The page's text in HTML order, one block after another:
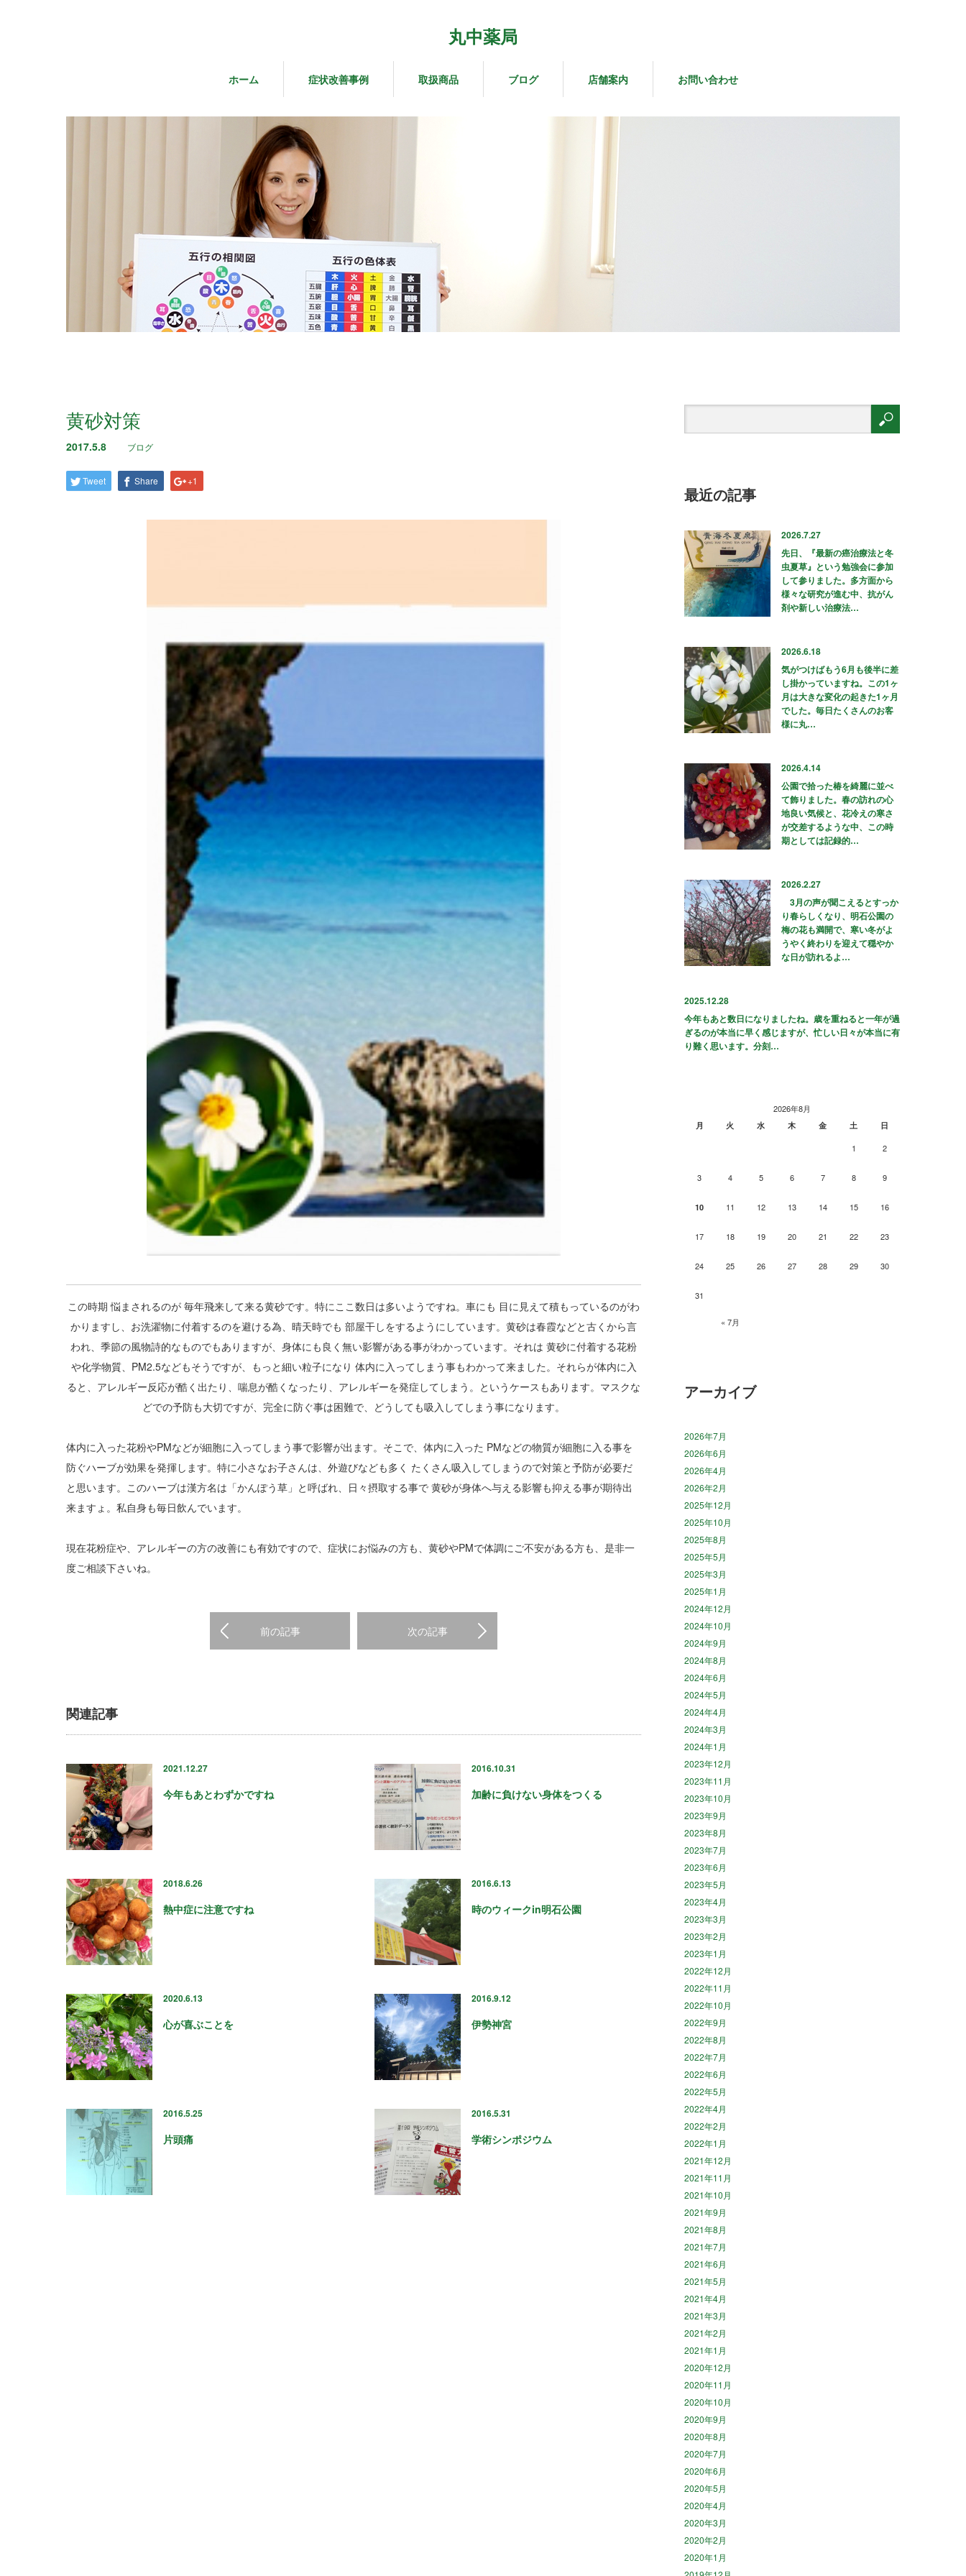
丸中薬局
ホーム 症状改善事例 取扱商品 ブログ 店舗案内 お問い合わせ
黄砂対策
2017.5.8 ブログ
Tweet Share +1
この時期 悩まされるのが 毎年飛来して来る黄砂です。特にここ数日は多いようですね。車にも 目に見えて積もっているのがわ
かりますし、お洗濯物に付着するのを避ける為、晴天時でも 部屋干しをするようにしています。黄砂は春霞などと古くから言
われ、季節の風物詩的なものでもありますが、身体にも良く無い影響がある事がわかっています。それは 黄砂に付着する花粉
や化学物質、PM2.5などもそうですが、もっと細い粒子になり 体内に入ってしまう事もわかって来ました。それらが体内に入
ると、アレルギー反応が酷く出たり、喘息が酷くなったり、アレルギーを発症してしまう。というケースもあります。マスクな
どでの予防も大切ですが、完全に防ぐ事は困難で、どうしても吸入してしまう事になります。
体内に入った花粉やPMなどが細胞に入ってしまう事で影響が出ます。そこで、体内に入った PMなどの物質が細胞に入る事を
防ぐハーブが効果を発揮します。特に小さなお子さんは、外遊びなども多く たくさん吸入してしまうので対策と予防が必要だ
と思います。このハーブは漢方名は「かんぽう草」と呼ばれ、日々摂取する事で 黄砂が身体へ与える影響も抑える事が期待出
来ますょ。私自身も毎日飲んでいます。
現在花粉症や、アレルギーの方の改善にも有効ですので、症状にお悩みの方も、黄砂やPMで体調にご不安がある方も、是非一
度ご相談下さいね。
前の記事 次の記事
関連記事
2021.12.27
今年もあとわずかですね
2016.10.31
加齢に負けない身体をつくる
2018.6.26
熱中症に注意ですね
2016.6.13
時のウィークin明石公園
2020.6.13
心が喜ぶことを
2016.9.12
伊勢神宮
2016.5.25
片頭痛
2016.5.31
学術シンポジウム
最近の記事
2026.7.27
先日、『最新の癌治療法と冬
虫夏草』という勉強会に参加
して参りました。多方面から
様々な研究が進む中、抗がん
剤や新しい治療法…
2026.6.18
気がつけばもう6月も後半に差
し掛かっていますね。この1ヶ
月は大きな変化の起きた1ヶ月
でした。毎日たくさんのお客
様に丸…
2026.4.14
公園で拾った椿を綺麗に並べ
て飾りました。春の訪れの心
地良い気候と、花冷えの寒さ
が交差するような中、この時
期としては記録的…
2026.2.27
3月の声が聞こえるとすっか
り春らしくなり、明石公園の
梅の花も満開で、寒い冬がよ
うやく終わりを迎えて穏やか
な日が訪れるよ…
2025.12.28
今年もあと数日になりましたね。歳を重ねると一年が過
ぎるのが本当に早く感じますが、忙しい日々が本当に有
り難く思います。分刻…
2026年8月
月 火 水 木 金 土 日
« 7月
1 2
3 4 5 6 7 8 9
10 11 12 13 14 15 16
17 18 19 20 21 22 23
24 25 26 27 28 29 30
31
アーカイブ
2026年7月
2026年6月
2026年4月
2026年2月
2025年12月
2025年10月
2025年8月
2025年5月
2025年3月
2025年1月
2024年12月
2024年10月
2024年9月
2024年8月
2024年6月
2024年5月
2024年4月
2024年3月
2024年1月
2023年12月
2023年11月
2023年10月
2023年9月
2023年8月
2023年7月
2023年6月
2023年5月
2023年4月
2023年3月
2023年2月
2023年1月
2022年12月
2022年11月
2022年10月
2022年9月
2022年8月
2022年7月
2022年6月
2022年5月
2022年4月
2022年2月
2022年1月
2021年12月
2021年11月
2021年10月
2021年9月
2021年8月
2021年7月
2021年6月
2021年5月
2021年4月
2021年3月
2021年2月
2021年1月
2020年12月
2020年11月
2020年10月
2020年9月
2020年8月
2020年7月
2020年6月
2020年5月
2020年4月
2020年3月
2020年2月
2020年1月